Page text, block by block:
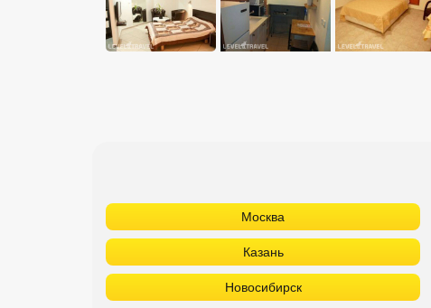
Москва
Казань
Новосибирск